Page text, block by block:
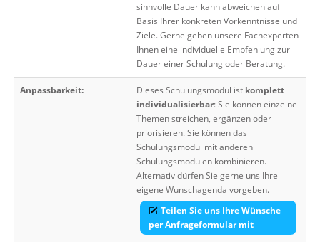
sinnvolle Dauer kann abweichen auf
Basis Ihrer konkreten Vorkenntnisse und
Ziele. Gerne geben unsere Fachexperten
Ihnen eine individuelle Empfehlung zur
Dauer einer Schulung oder Beratung.
Anpassbarkeit: Dieses Schulungsmodul ist komplett
individualisierbar: Sie können einzelne
Themen streichen, ergänzen oder
priorisieren. Sie können das
Schulungsmodul mit anderen
Schulungsmodulen kombinieren.
Alternativ dürfen Sie gerne uns Ihre
eigene Wunschagenda vorgeben.
Teilen Sie uns Ihre Wünsche
per Anfrageformular mit